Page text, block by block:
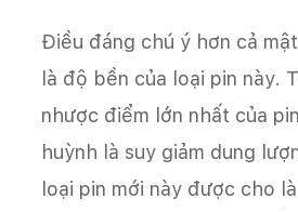
Điều đáng chú ý hơn cả
là độ bền của loại pin này.
nhược điểm lớn nhất của
huỳnh là suy giảm dung
loại pin mới này được cho